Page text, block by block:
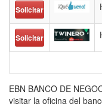
Solicitar
Solicitar
EBN BANCO DE
visitar la oficina del